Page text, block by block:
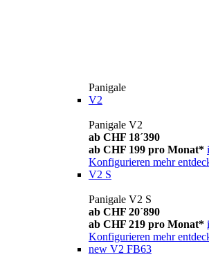
Panigale
V2
Panigale V2
ab CHF 18´390
ab CHF 199 pro Monat* i
Konfigurieren mehr
V2 S
Panigale V2 S
ab CHF 20´890
ab CHF 219 pro Monat* i
Konfigurieren mehr
new V2 FB63